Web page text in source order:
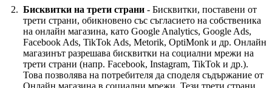
Бисквитки на трети страни- Бисквитки, поставени от
трети страни, обикновено със съгласието на собственика
на онлайн магазина, като Google Analytics, Google Ads,
Facebook Ads, TikTok Ads, Metorik, OptiMonk и др. Онлайн
магазинът разрешава бисквитки на социални мрежи на
трети страни (напр. Facebook, Instagram, TikTok и др.).
Това позволява на потребителя да споделя съдържание от